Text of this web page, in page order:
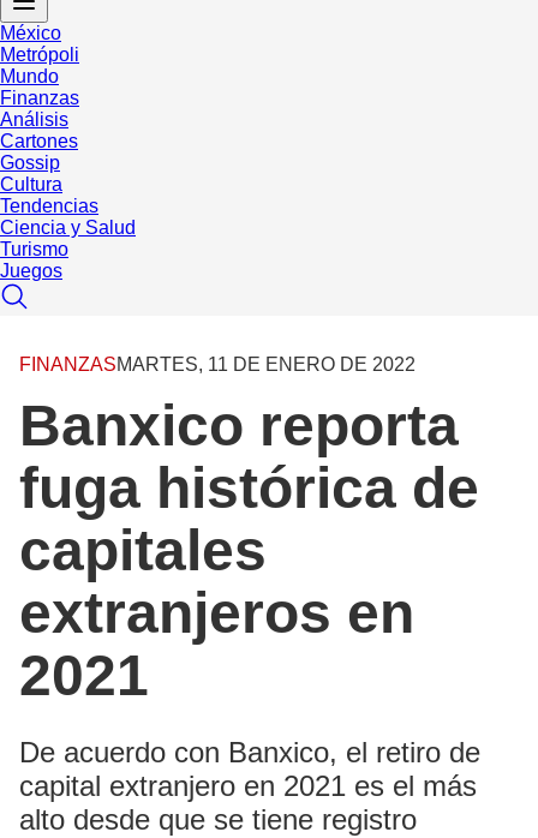
México
Metrópoli
Mundo
Finanzas
Análisis
Cartones
Gossip
Cultura
Tendencias
Ciencia y Salud
Turismo
Juegos
FINANZASMARTES, 11 DE ENERO DE 2022
Banxico reporta
fuga histórica de
capitales
extranjeros en
2021
De acuerdo con Banxico, el retiro de
capital extranjero en 2021 es el más
alto desde que se tiene registro